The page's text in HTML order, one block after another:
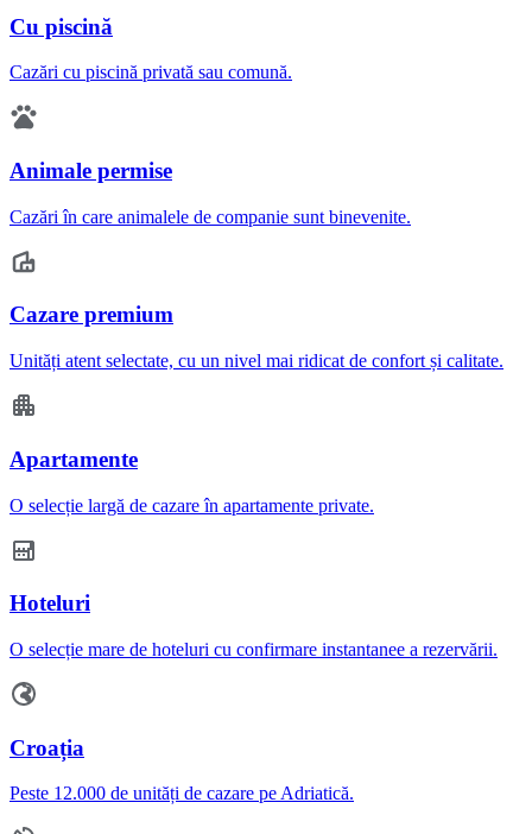
Cu piscină
Cazări cu piscină privată sau comună.
Animale permise
Cazări în care animalele de companie sunt binevenite.
Cazare premium
Unități atent selectate, cu un nivel mai ridicat de confort și calitate.
Apartamente
O selecție largă de cazare în apartamente private.
Hoteluri
O selecție mare de hoteluri cu confirmare instantanee a rezervării.
Croația
Peste 12.000 de unități de cazare pe Adriatică.